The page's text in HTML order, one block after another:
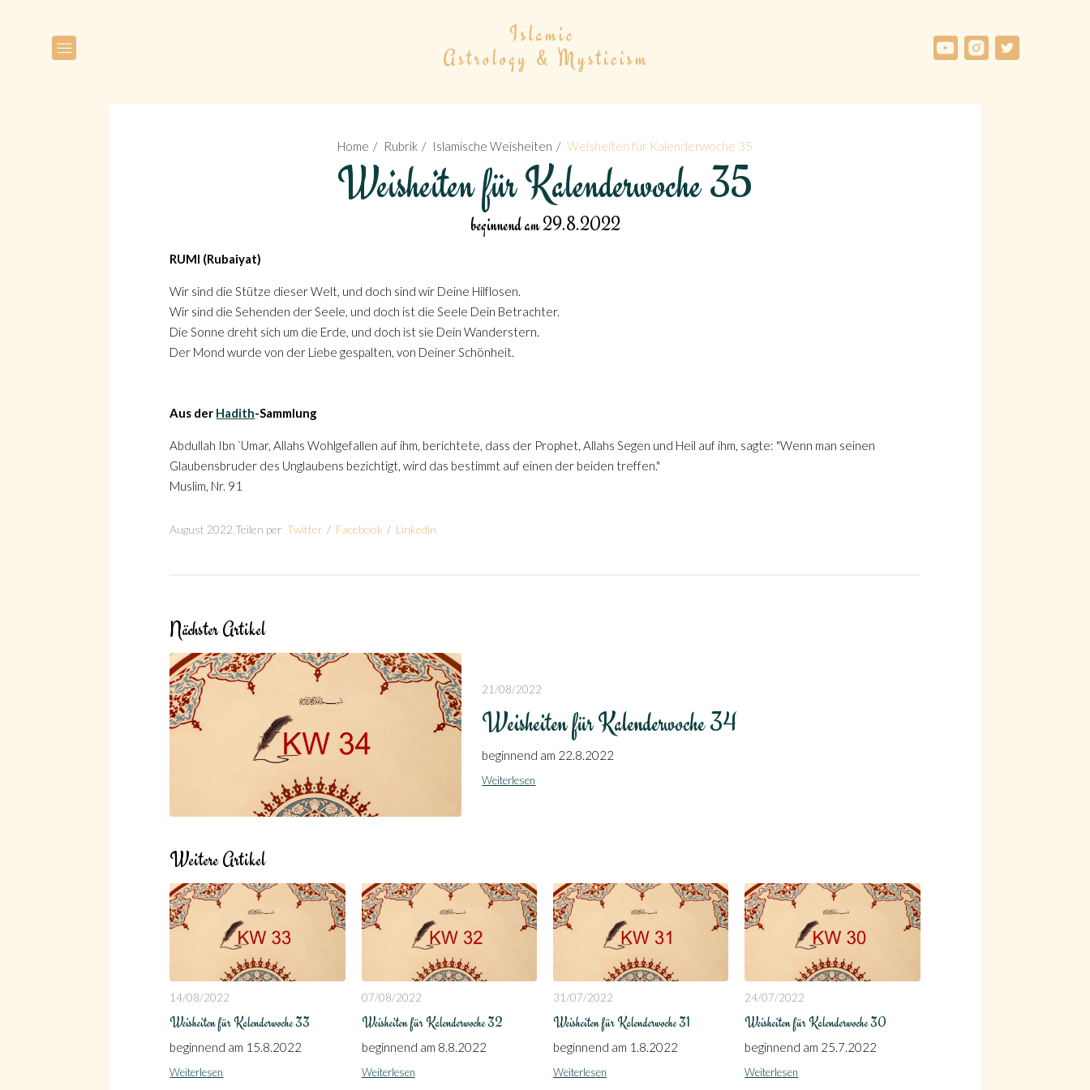
Home Rubrik Islamische Weisheiten Weisheiten für Kalenderwoche 35
Weisheiten für Kalenderwoche 35
beginnend am 29.8.2022
RUMI (Rubaiyat)
Wir sind die Stütze dieser Welt, und doch sind wir Deine Hilflosen.
Wir sind die Sehenden der Seele, und doch ist die Seele Dein Betrachter.
Die Sonne dreht sich um die Erde, und doch ist sie Dein Wanderstern.
Der Mond wurde von der Liebe gespalten, von Deiner Schönheit.
Aus der Hadith-Sammlung
Abdullah Ibn `Umar, Allahs Wohlgefallen auf ihm, berichtete, dass der Prophet, Allahs Segen und Heil auf ihm, sagte: "Wenn man seinen
Glaubensbruder des Unglaubens bezichtigt, wird das bestimmt auf einen der beiden treffen."
Muslim, Nr. 91
August 2022 .Teilen per Twitter / Facebook / Linkedin
Nächster Artikel
21/08/2022
Weisheiten für Kalenderwoche 34
beginnend am 22.8.2022
Weiterlesen
Weitere Artikel
14/08/2022
Weisheiten für Kalenderwoche 33
beginnend am 15.8.2022
Weiterlesen
07/08/2022
Weisheiten für Kalenderwoche 32
beginnend am 8.8.2022
Weiterlesen
31/07/2022
Weisheiten für Kalenderwoche 31
beginnend am 1.8.2022
Weiterlesen
24/07/2022
Weisheiten für Kalenderwoche 30
beginnend am 25.7.2022
Weiterlesen